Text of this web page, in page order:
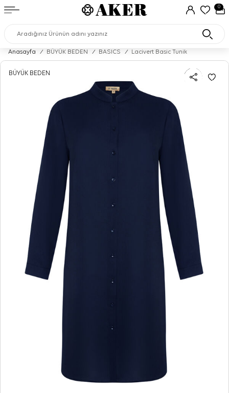
0
Anasayfa / BÜYÜK BEDEN / BASICS / Lacivert Basic Tunik
BÜYÜK BEDEN